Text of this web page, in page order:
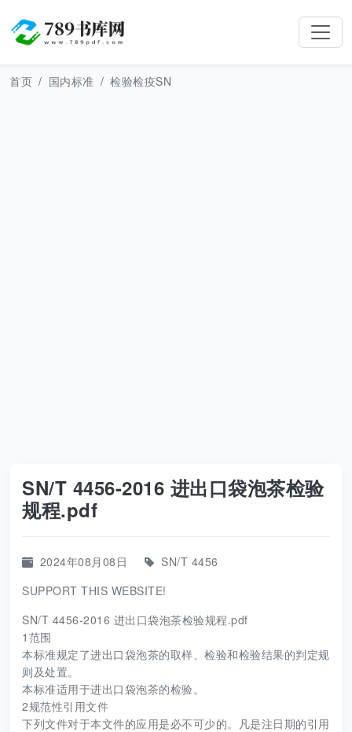
首页 国内标准 检验检疫SN
SN/T 4456-2016 进出口袋泡茶检验
规程.pdf
2024年08月08日
SN/T 4456
SUPPORT THIS WEBSITE!
SN/T 4456-2016 进出口袋泡茶检验规程.pdf
1范围
本标准规定了进出口袋泡茶的取样、检验和检验结果的判定规
则及处置。
本标准适用于进出口袋泡茶的检验。
2规范性引用文件
下列文件对于本文件的应用是必不可少的。凡是注日期的引用